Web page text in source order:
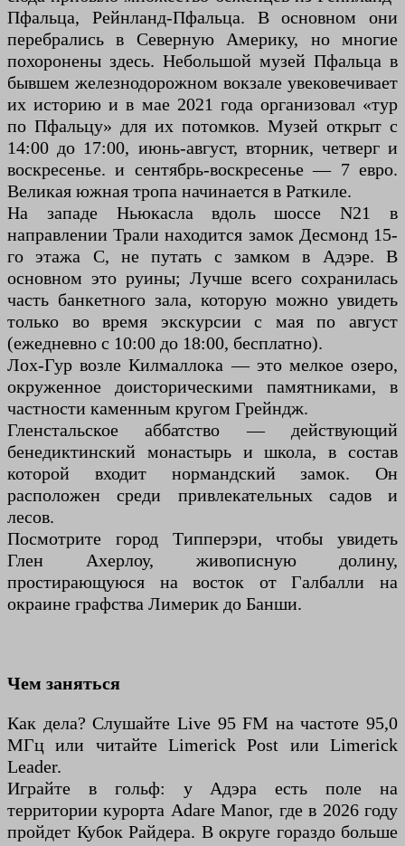
Пфальца, Рейнланд-Пфальца. В основном они
перебрались в Северную Америку, но многие
похоронены здесь. Небольшой музей Пфальца в
бывшем железнодорожном вокзале увековечивает
их историю и в мае 2021 года организовал «тур
по Пфальцу» для их потомков. Музей открыт с
14:00 до 17:00, июнь-август, вторник, четверг и
воскресенье. и сентябрь-воскресенье — 7 евро.
Великая южная тропа начинается в Раткиле.
На западе Ньюкасла вдоль шоссе N21 в
направлении Трали находится замок Десмонд 15-
го этажа C, не путать с замком в Адэре. В
основном это руины; Лучше всего сохранилась
часть банкетного зала, которую можно увидеть
только во время экскурсии с мая по август
(ежедневно с 10:00 до 18:00, бесплатно).
Лох-Гур возле Килмаллока — это мелкое озеро,
окруженное доисторическими памятниками, в
частности каменным кругом Грейндж.
Гленстальское аббатство — действующий
бенедиктинский монастырь и школа, в состав
которой входит нормандский замок. Он
расположен среди привлекательных садов и
лесов.
Посмотрите город Типперэри, чтобы увидеть
Глен Ахерлоу, живописную долину,
простирающуюся на восток от Галбалли на
окраине графства Лимерик до Банши.
Чем заняться
Как дела? Слушайте Live 95 FM на частоте 95,0
МГц или читайте Limerick Post или Limerick
Leader.
Играйте в гольф: у Адэра есть поле на
территории курорта Adare Manor, где в 2026 году
пройдет Кубок Райдера. В округе гораздо больше